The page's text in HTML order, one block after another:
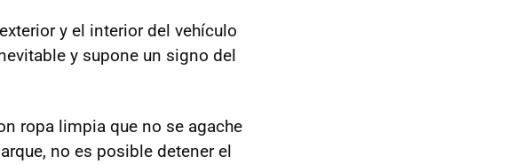
y el interior del vehículo
y supone un signo del
ropa limpia que no se agache
no es posible detener el